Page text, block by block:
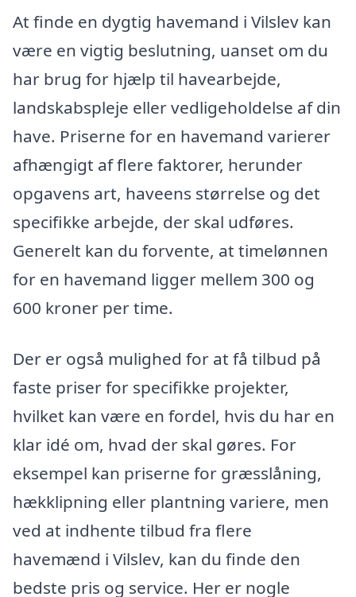
At finde en dygtig havemand i Vilslev kan
være en vigtig beslutning, uanset om du
har brug for hjælp til havearbejde,
landskabspleje eller vedligeholdelse af din
have. Priserne for en havemand varierer
afhængigt af flere faktorer, herunder
opgavens art, haveens størrelse og det
specifikke arbejde, der skal udføres.
Generelt kan du forvente, at timelønnen
for en havemand ligger mellem 300 og
600 kroner per time.
Der er også mulighed for at få tilbud på
faste priser for specifikke projekter,
hvilket kan være en fordel, hvis du har en
klar idé om, hvad der skal gøres. For
eksempel kan priserne for græsslåning,
hækklipning eller plantning variere, men
ved at indhente tilbud fra flere
havemænd i Vilslev, kan du finde den
bedste pris og service. Her er nogle